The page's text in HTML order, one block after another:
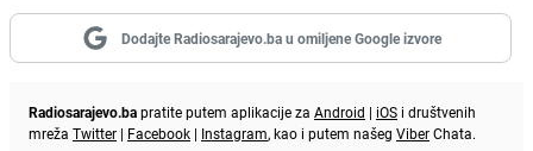
Dodajte Radiosarajevo.ba u omiljene Google izvore
Radiosarajevo.bapratite putem aplikacije za Android | iOS i društvenih
mreža Twitter | Facebook | Instagram, kao i putem našeg ViberChata.